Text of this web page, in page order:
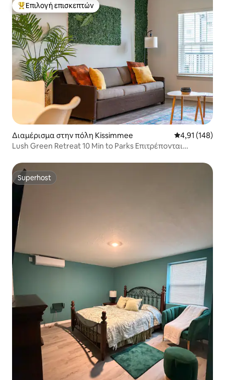
Κορυφαία επιλογή επισκεπτών
Επιλογή επισκεπτών
Διαμέρισμα στην πόλη Kissimmee Μέση
4,91 (148)
Lush Green Retreat 10 Min to Parks Επιτρέπονται
Superhost
Superhost